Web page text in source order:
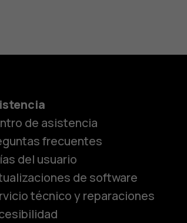
de asistencia
frecuentes
del usuario
de software
técnico y reparaciones